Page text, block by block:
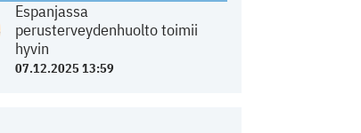
Espanjassa
perusterveydenhuolto toimii
hyvin
07.12.2025 13:59